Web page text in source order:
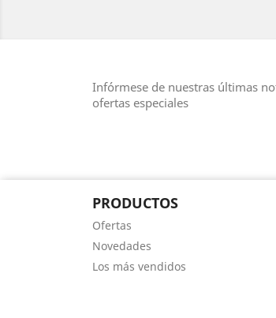
Infórmese de nuestras últimas
ofertas especiales
PRODUCTOS
Ofertas
Novedades
Los más vendidos